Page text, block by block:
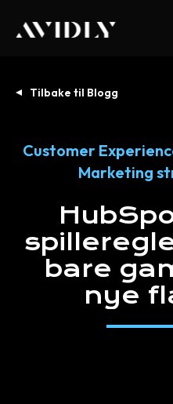
Tilbake til Blogg
Customer
Marketing
bare
nye